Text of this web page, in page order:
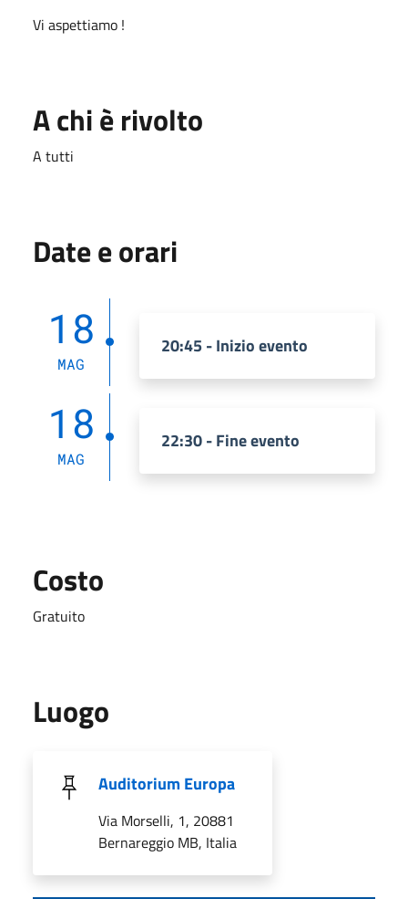
Vi aspettiamo !
A chi è rivolto
A tutti
Date e orari
18
MAG
20:45 - Inizio evento
18
MAG
22:30 - Fine evento
Costo
Gratuito
Luogo
Auditorium Europa
Via Morselli, 1, 20881
Bernareggio MB, Italia